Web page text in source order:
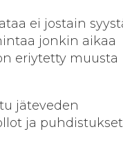
ei jostain
jonkin aikaa
eriytetty muusta
jäteveden
ja